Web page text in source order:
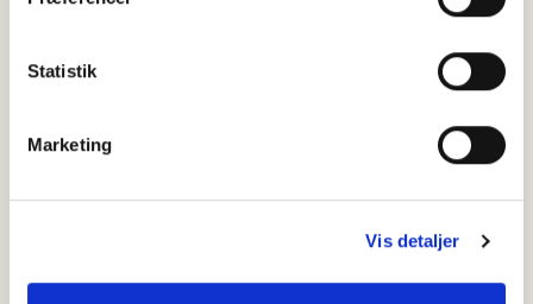
Statistik
Marketing
Vis detaljer
Kålpølser med grønlangkål
Jul & nytår,